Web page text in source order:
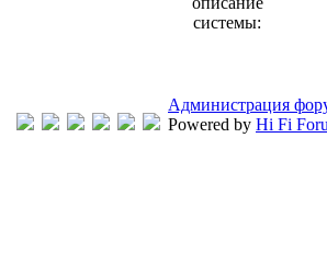
системы:
Администрация
Powered by Hi Fi